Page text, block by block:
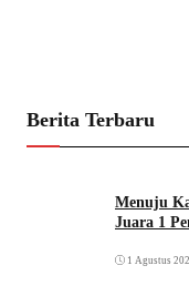
Berita Terbaru
Menuju
Juara 1
1 Agustus